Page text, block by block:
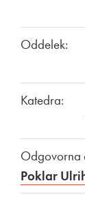
Oddelek:
Katedra:
Odgovorna
Poklar